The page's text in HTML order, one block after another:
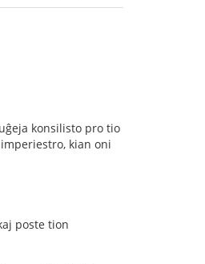
konsilisto pro tio
kian oni
poste tion